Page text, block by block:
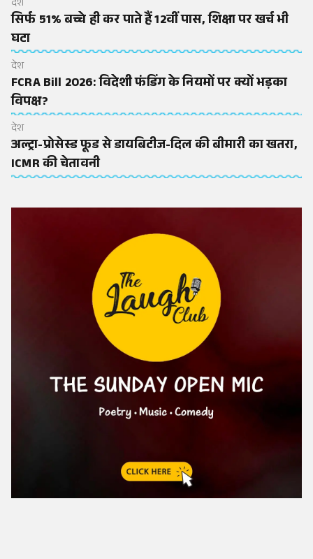
देश
सिर्फ 51% बच्चे ही कर पाते हैं 12वीं पास, शिक्षा पर खर्च भी
घटा
देश
FCRA Bill 2026: विदेशी फंडिंग के नियमों पर क्यों भड़का
विपक्ष?
देश
अल्ट्रा-प्रोसेस्ड फूड से डायबिटीज-दिल की बीमारी का खतरा,
ICMR की चेतावनी